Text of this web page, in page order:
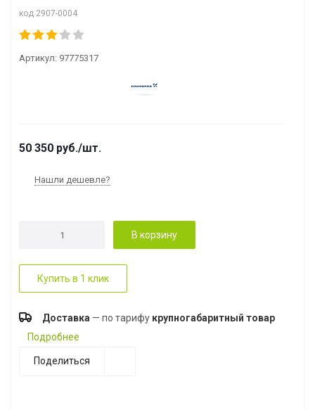
код 2907-0004
Артикул: 97775317
50 350 руб./шт.
Нашли дешевле?
В корзину
Купить в 1 клик
Доставка — по тарифу крупногабаритный товар
Подробнее
Поделиться